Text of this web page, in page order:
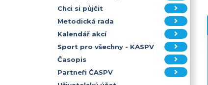
Chci si půjčit
Metodická rada
Kalendář akcí
Sport pro všechny - KASPV
Časopis
Partneři ČASPV